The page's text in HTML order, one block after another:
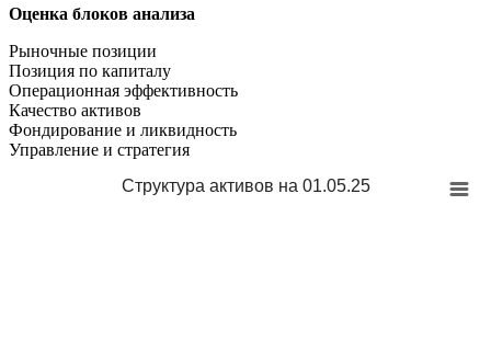
Оценка блоков анализа
Рыночные позиции
Позиция по капиталу
Операционная эффективность
Качество активов
Фондирование и ликвидность
Управление и стратегия
Структура активов на 01.05.25